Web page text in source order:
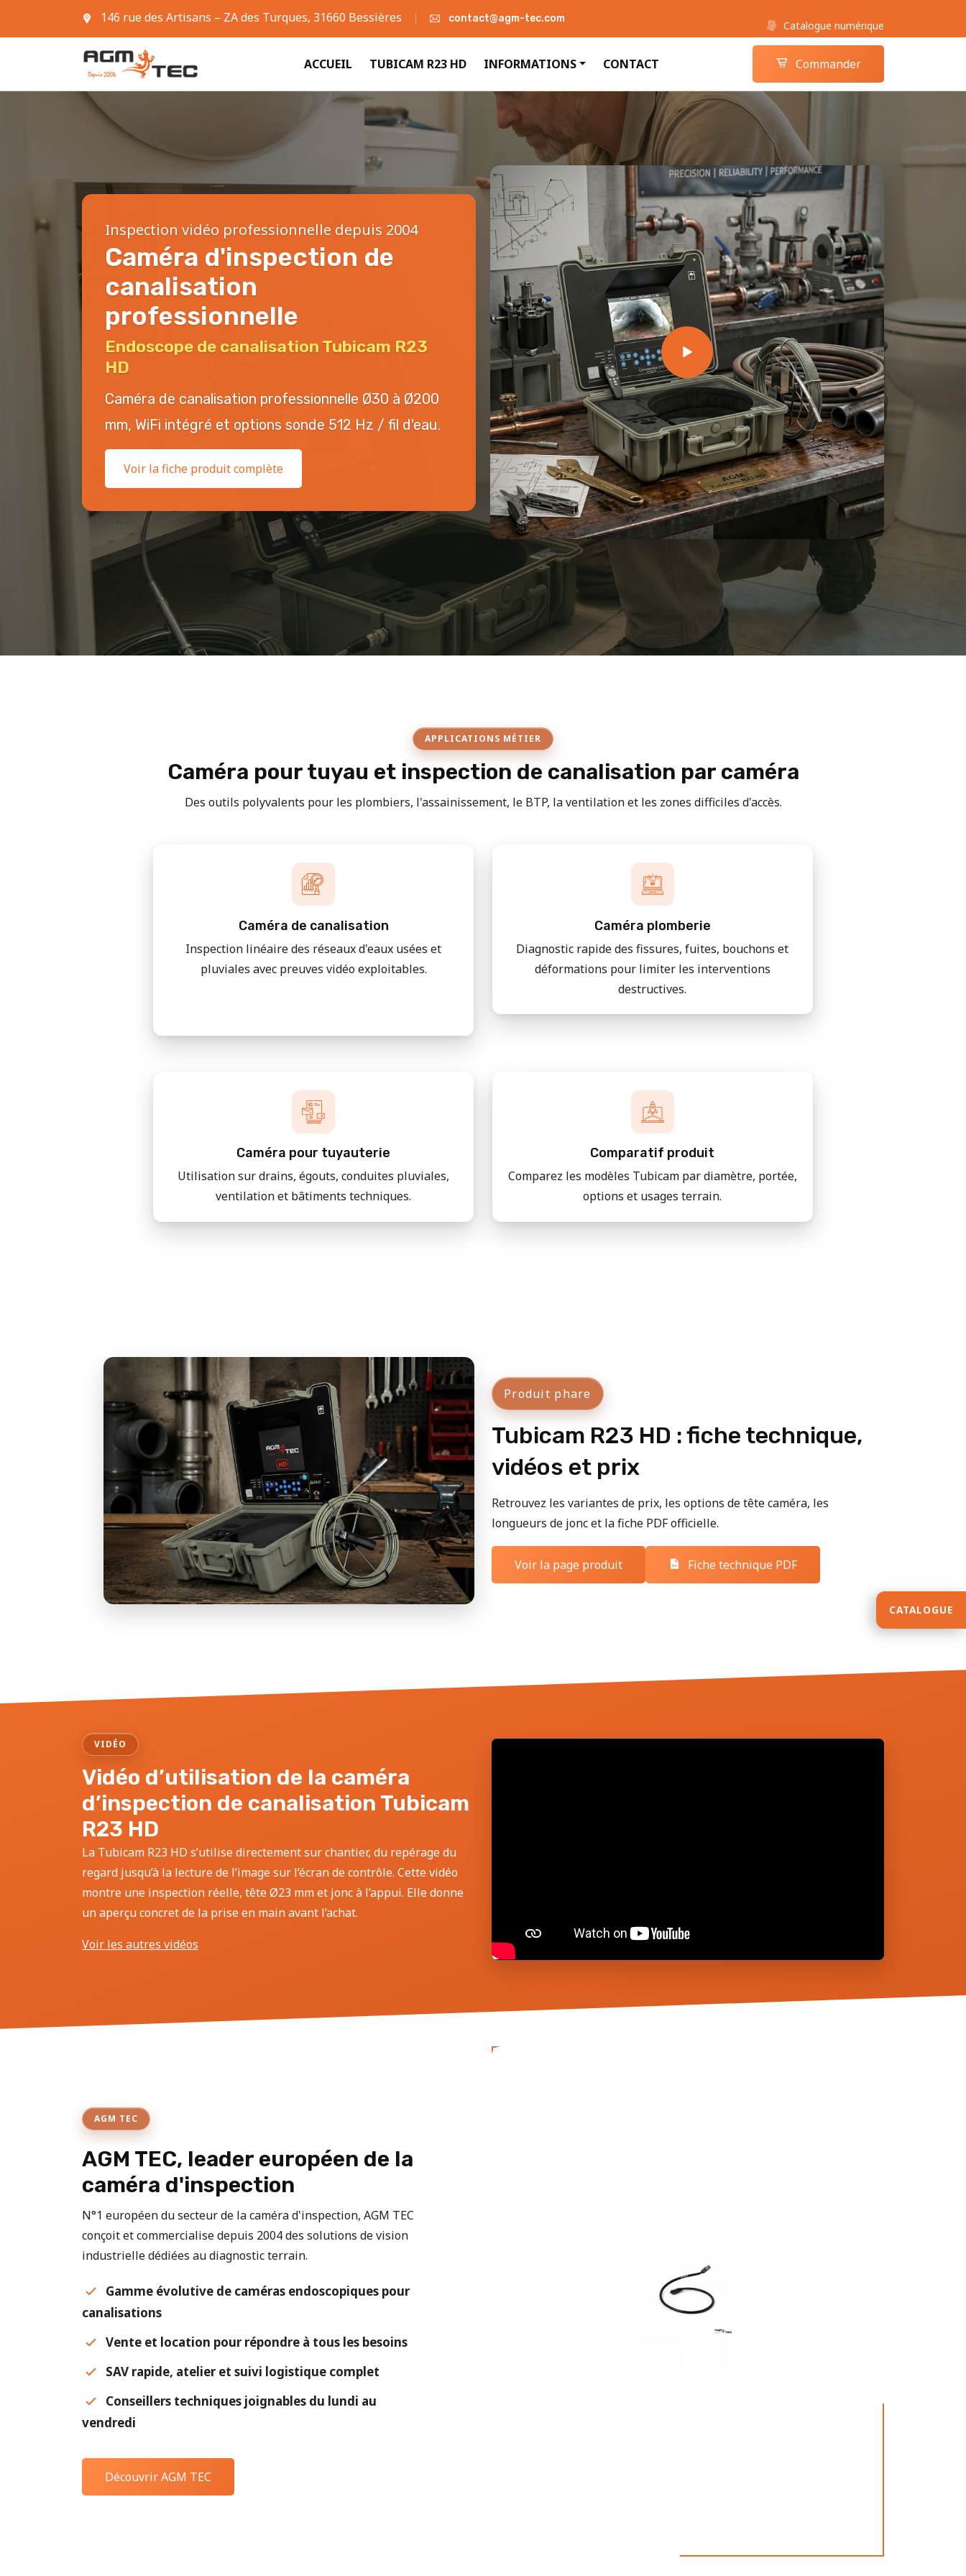
146 rue des Artisans – ZA des Turques, 31660 Bessières contact@agm-tec.com
05 61 42 90 63
Catalogue numérique
Boutique camera-inspection.com
Panier
ACCUEIL TUBICAM R23 HD INFORMATIONS CONTACT Commander
Inspection vidéo professionnelle depuis 2004
Caméra d'inspection de
canalisation
professionnelle
Endoscope de canalisation Tubicam R23
HD
Caméra de canalisation professionnelle Ø30 à Ø200
mm, WiFi intégré et options sonde 512 Hz / fil d'eau.
Voir la fiche produit complète
APPLICATIONS MÉTIER
Caméra pour tuyau et inspection de canalisation par caméra
Des outils polyvalents pour les plombiers, l'assainissement, le BTP, la ventilation et les zones difficiles d'accès.
Caméra de canalisation
Inspection linéaire des réseaux d'eaux usées et
pluviales avec preuves vidéo exploitables.
Caméra plomberie
Diagnostic rapide des fissures, fuites, bouchons et
déformations pour limiter les interventions
destructives.
Caméra pour tuyauterie
Utilisation sur drains, égouts, conduites pluviales,
ventilation et bâtiments techniques.
Comparatif produit
Comparez les modèles Tubicam par diamètre, portée,
options et usages terrain.
Produit phare
Tubicam R23 HD : fiche technique,
vidéos et prix
Retrouvez les variantes de prix, les options de tête caméra, les
longueurs de jonc et la fiche PDF officielle.
Voir la page produit Fiche technique PDF
VIDÉO
Vidéo d’utilisation de la caméra
d’inspection de canalisation Tubicam
R23 HD
La Tubicam R23 HD s’utilise directement sur chantier, du repérage du
regard jusqu’à la lecture de l’image sur l’écran de contrôle. Cette vidéo
montre une inspection réelle, tête Ø23 mm et jonc à l’appui. Elle donne
un aperçu concret de la prise en main avant l’achat.
Voir les autres vidéos
AGM TEC
AGM TEC, leader européen de la
caméra d'inspection
N°1 européen du secteur de la caméra d'inspection, AGM TEC
conçoit et commercialise depuis 2004 des solutions de vision
industrielle dédiées au diagnostic terrain.
Gamme évolutive de caméras endoscopiques pour
canalisations
Vente et location pour répondre à tous les besoins
SAV rapide, atelier et suivi logistique complet
Conseillers techniques joignables du lundi au
vendredi
Découvrir AGM TEC
CATALOGUE